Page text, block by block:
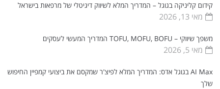
קידום קליניקה בגוגל – המדריך המלא לשיווק דיגיטלי של מרפאות בישראל
מאי 13, 2026
משפך שיווקי – TOFU, MOFU, BOFU המדריך המעשי לעסקים
מאי 5, 2026
AI Max בגוגל אדס: המדריך המלא לפיצ'ר שמקסם את ביצועי קמפיין החיפוש
שלך